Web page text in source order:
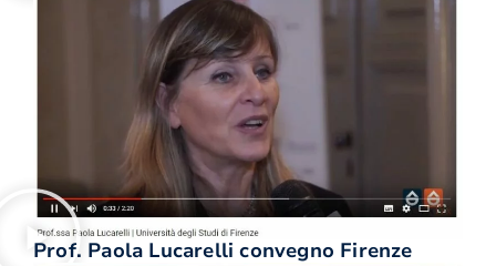
Prof. Paola Lucarelli convegno Firenze